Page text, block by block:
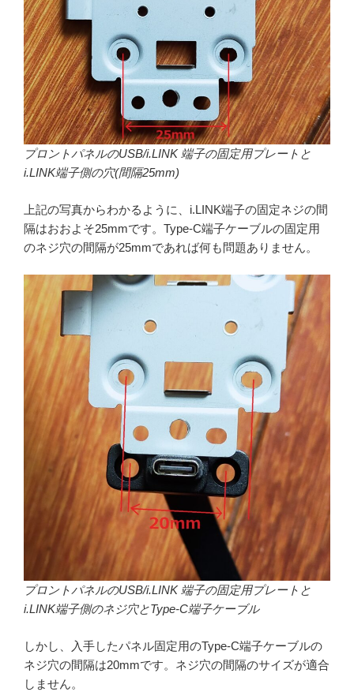
プロントパネルのUSB/i.LINK 端子の固定用プレートと
i.LINK端子側の穴(間隔25mm)
上記の写真からわかるように、i.LINK端子の固定ネジの間
隔はおおよそ25mmです。Type-C端子ケーブルの固定用
のネジ穴の間隔が25mmであれば何も問題ありません。
プロントパネルのUSB/i.LINK 端子の固定用プレートと
i.LINK端子側のネジ穴とType-C端子ケーブル
しかし、入手したパネル固定用のType-C端子ケーブルの
ネジ穴の間隔は20mmです。ネジ穴の間隔のサイズが適合
しません。